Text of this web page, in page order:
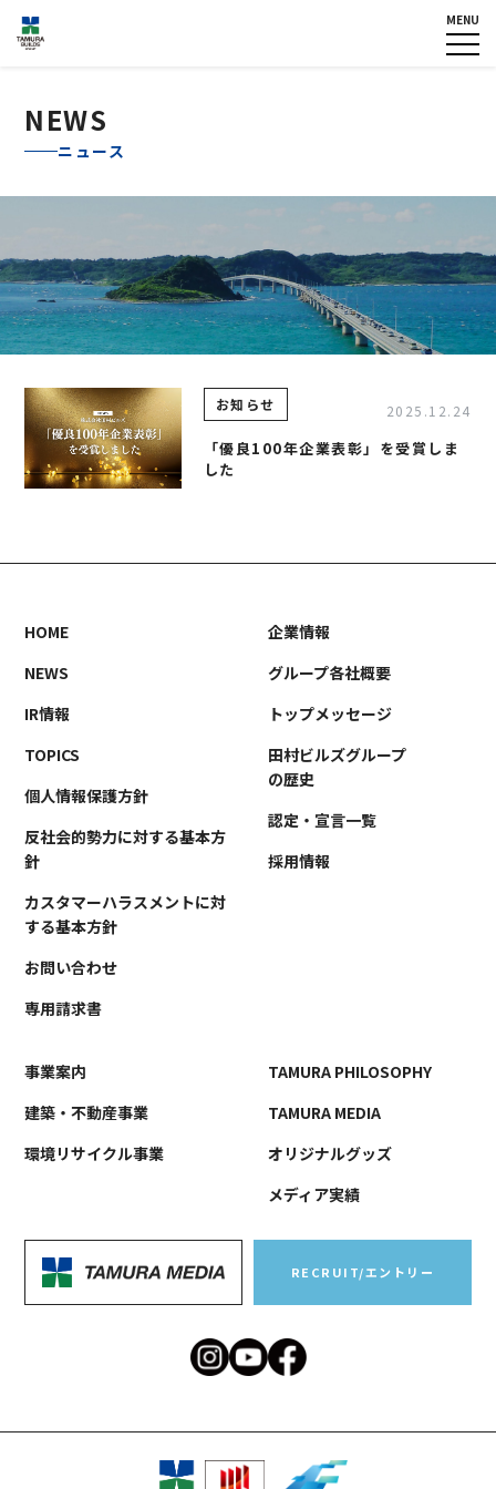
MENU
NEWS
IR情報
TOPICS
反社会的勢力に対する基本方
針
カスタマーハラスメントに対
お問い合わせ
専用請求書
田村ビルズグループ
認定・宣言一覧
メディア実績
RECRUIT/エントリー
NEWS
ニュース
お知らせ 2025.12.24
「優良100年企業表彰」を受賞しま
した
HOME
NEWS
IR情報
TOPICS
個人情報保護方針
反社会的勢力に対する基本方
針
カスタマーハラスメントに対
する基本方針
お問い合わせ
専用請求書
企業情報
グループ各社概要
トップメッセージ
田村ビルズグループ
の歴史
認定・宣言一覧
採用情報
事業案内
建築・不動産事業
環境リサイクル事業
TAMURA PHILOSOPHY
TAMURA MEDIA
オリジナルグッズ
メディア実績
RECRUIT/エントリー